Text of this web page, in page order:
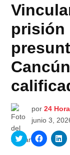
prisión
por 24
junio 3,
Haz
clic
Haz
clic